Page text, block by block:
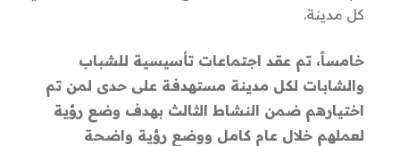
كل مدينة.
خامساً، تم عقد اجتماعات تأسيسية للشباب
والشابات لكل مدينة مستهدفة على حدى لمن تم
اختيارهم ضمن النشاط الثالث بهدف وضع رؤية
لعملهم خلال عام كامل ووضع رؤية واضحة